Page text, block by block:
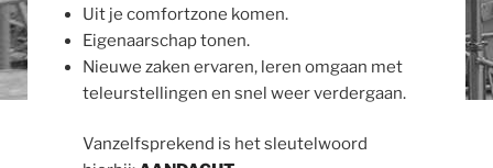
Uit je comfortzone komen.
Eigenaarschap tonen.
Nieuwe zaken ervaren, leren omgaan met
teleurstellingen en snel weer verdergaan.
Vanzelfsprekend is het sleutelwoord